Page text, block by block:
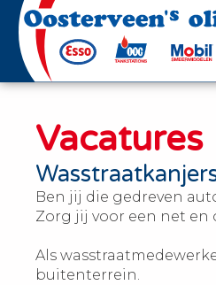
Vacatures
Ben jij die gedreven
Zorg jij voor een net
Als
buitenterrein.